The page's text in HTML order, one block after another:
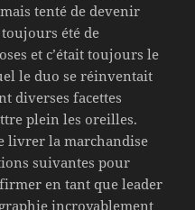
tenté de devenir
été de
et c’était toujours le
le duo se réinventait
diverses facettes
plein les oreilles.
livrer la marchandise
suivantes pour
en tant que leader
incroyablement